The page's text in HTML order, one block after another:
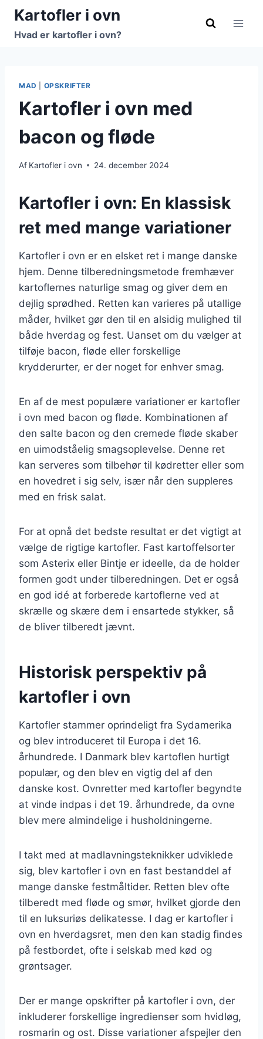
Fortsæt
indhold
Kartofler i ovn
Hvad er kartofler i ovn?
MAD OPSKRIFTER
Kartofler i ovn med
bacon og fløde
Af Kartofler i ovn 24. december 2024
Kartofler i ovn: En klassisk
ret med mange variationer
Kartofler i ovn er en elsket ret i mange danske
hjem. Denne tilberedningsmetode fremhæver
kartoflernes naturlige smag og giver dem en
dejlig sprødhed. Retten kan varieres på utallige
måder, hvilket gør den til en alsidig mulighed til
både hverdag og fest. Uanset om du vælger at
tilføje bacon, fløde eller forskellige
krydderurter, er der noget for enhver smag.
En af de mest populære variationer er kartofler
i ovn med bacon og fløde. Kombinationen af
den salte bacon og den cremede fløde skaber
en uimodståelig smagsoplevelse. Denne ret
kan serveres som tilbehør til kødretter eller som
en hovedret i sig selv, især når den suppleres
med en frisk salat.
For at opnå det bedste resultat er det vigtigt at
vælge de rigtige kartofler. Fast kartoffelsorter
som Asterix eller Bintje er ideelle, da de holder
formen godt under tilberedningen. Det er også
en god idé at forberede kartoflerne ved at
skrælle og skære dem i ensartede stykker, så
de bliver tilberedt jævnt.
Historisk perspektiv på
kartofler i ovn
Kartofler stammer oprindeligt fra Sydamerika
og blev introduceret til Europa i det 16.
århundrede. I Danmark blev kartoflen hurtigt
populær, og den blev en vigtig del af den
danske kost. Ovnretter med kartofler begyndte
at vinde indpas i det 19. århundrede, da ovne
blev mere almindelige i husholdningerne.
I takt med at madlavningsteknikker udviklede
sig, blev kartofler i ovn en fast bestanddel af
mange danske festmåltider. Retten blev ofte
tilberedt med fløde og smør, hvilket gjorde den
til en luksuriøs delikatesse. I dag er kartofler i
ovn en hverdagsret, men den kan stadig findes
på festbordet, ofte i selskab med kød og
grøntsager.
Der er mange opskrifter på kartofler i ovn, der
inkluderer forskellige ingredienser som hvidløg,
rosmarin og ost. Disse variationer afspejler den